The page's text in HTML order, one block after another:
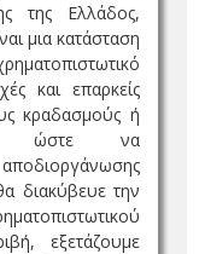
της Ελλάδος,
μια κατάσταση
και επαρκείς
κραδασμούς ή
ώστε να
διακύβευε την
εξετάζουμε